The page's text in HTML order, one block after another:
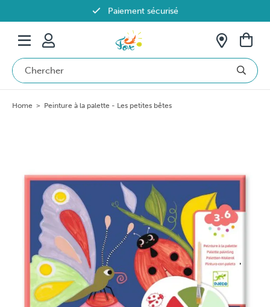
Paiement sécurisé
Livraison offerte dès 69€ en Belgique
Home > Peinture à la palette - Les petites bêtes